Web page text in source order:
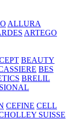
ALLURA
ARTEGO
BEAUTY
BES
BRELIL
CEFINE CELL
SUISSE